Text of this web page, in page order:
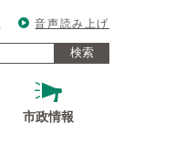
音声読み上げ
検索
市政情報